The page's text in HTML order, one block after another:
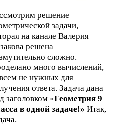
решение
задачи,
на канале Валерия
решена
сложно.
много вычислений,
не нужных для
ответа. Задача дана
заголовком «Геометрия 9
в одной задаче!»Итак,